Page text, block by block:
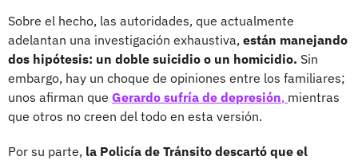
Sobre el hecho, las autoridades, que actualmente
adelantan una investigación exhaustiva, están manejando
dos hipótesis: un doble suicidio o un homicidio. Sin
embargo, hay un choque de opiniones entre los familiares;
unos afirman que Gerardo sufría de depresión, mientras
que otros no creen del todo en esta versión.
Por su parte, la Policía de Tránsito descartó que el